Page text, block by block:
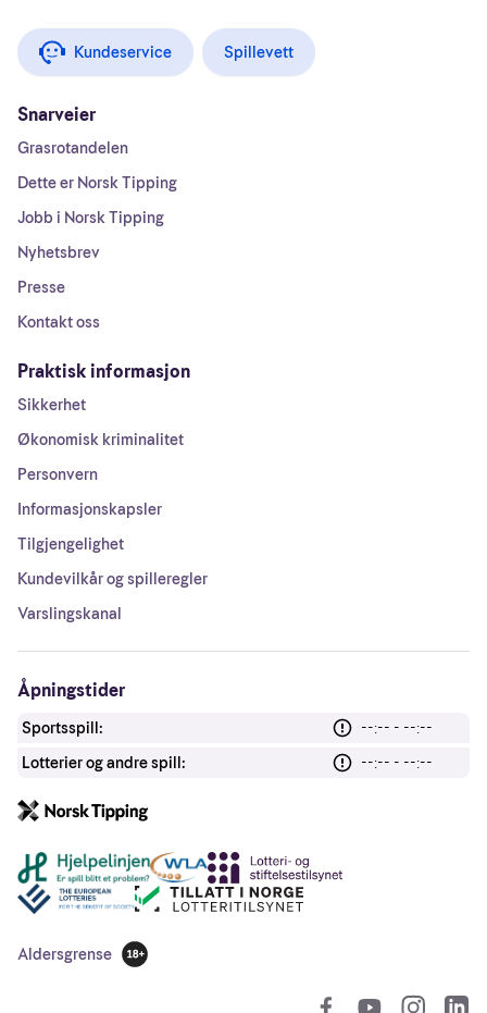
Kundeservice Spillevett
Snarveier
Grasrotandelen
Dette er Norsk Tipping
Jobb i Norsk Tipping
Nyhetsbrev
Presse
Kontakt oss
Praktisk informasjon
Sikkerhet
Økonomisk kriminalitet
Personvern
Informasjonskapsler
Tilgjengelighet
Kundevilkår og spilleregler
Varslingskanal
Åpningstider
Sportsspill:
--:-- - --:--
Lotterier og andre spill:
--:-- - --:--
Andre lenker
Aldersgrense
18 år